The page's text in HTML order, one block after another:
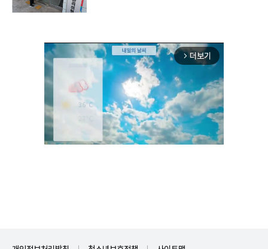
arrow_forward_ios 더보기